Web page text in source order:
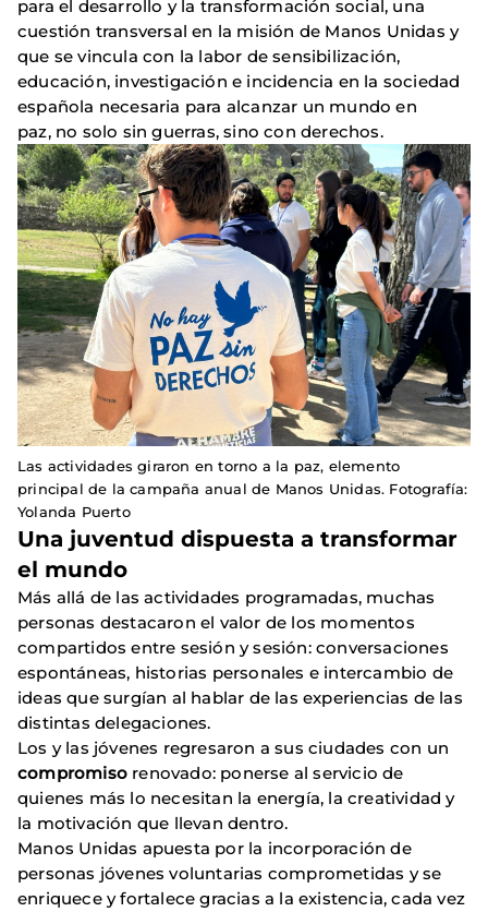
para el desarrollo y la transformación social, una
cuestión transversal en la misión de Manos Unidas y
que se vincula con la labor de sensibilización,
educación, investigación e incidencia en la sociedad
española necesaria para alcanzar un mundo en
paz, no solo sin guerras, sino con derechos.
Las actividades giraron en torno a la paz, elemento
principal de la campaña anual de Manos Unidas. Fotografía:
Yolanda Puerto
Una juventud dispuesta a transformar
el mundo
Más allá de las actividades programadas, muchas
personas destacaron el valor de los momentos
compartidos entre sesión y sesión: conversaciones
espontáneas, historias personales e intercambio de
ideas que surgían al hablar de las experiencias de las
distintas delegaciones.
Los y las jóvenes regresaron a sus ciudades con un
compromiso renovado: ponerse al servicio de
quienes más lo necesitan la energía, la creatividad y
la motivación que llevan dentro.
Manos Unidas apuesta por la incorporación de
personas jóvenes voluntarias comprometidas y se
enriquece y fortalece gracias a la existencia, cada vez